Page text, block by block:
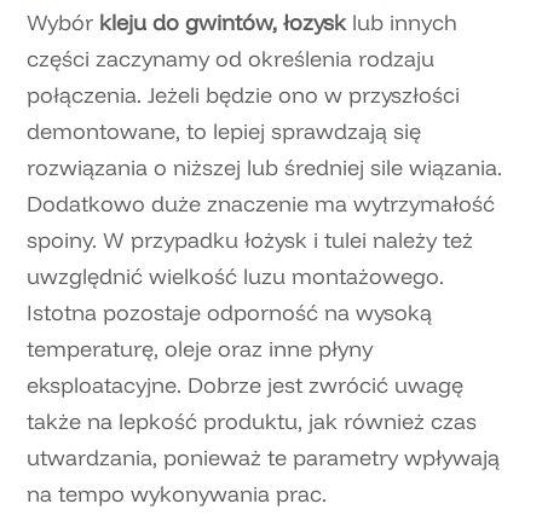
Wybór kleju do gwintów, łozysklub innych
części zaczynamy od określenia rodzaju
połączenia. Jeżeli będzie ono w przyszłości
demontowane, to lepiej sprawdzają się
rozwiązania o niższej lub średniej sile wiązania.
Dodatkowo duże znaczenie ma wytrzymałość
spoiny. W przypadku łożysk i tulei należy też
uwzględnić wielkość luzu montażowego.
Istotna pozostaje odporność na wysoką
temperaturę, oleje oraz inne płyny
eksploatacyjne. Dobrze jest zwrócić uwagę
także na lepkość produktu, jak również czas
utwardzania, ponieważ te parametry wpływają
na tempo wykonywania prac.